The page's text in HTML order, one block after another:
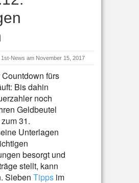
1st-News am November 15, 2017
fürs
Bis dahin
noch
Geldbeutel
31.
Unterlagen
besorgt und
stellt, kann
Sieben Tipps im